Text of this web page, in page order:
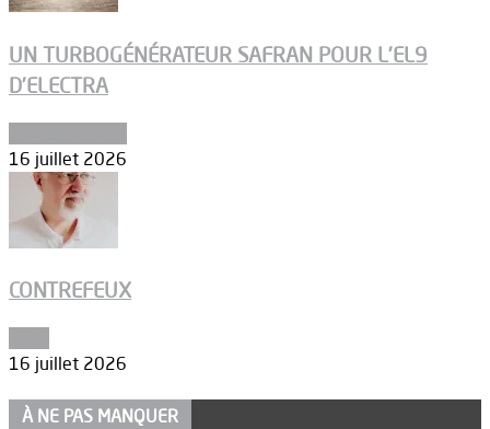
UN TURBOGÉNÉRATEUR SAFRAN POUR L’EL9
D’ELECTRA
16 juillet 2026
CONTREFEUX
16 juillet 2026
À NE PAS MANQUER